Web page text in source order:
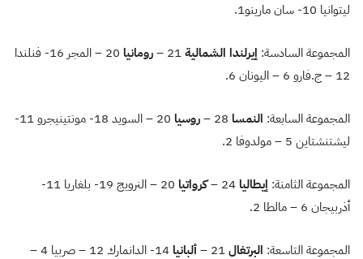
ليتوانيا 10- سان مارينو1.
المجموعة السادسة: إيرلندا الشمالية رومانيا
20 – المجر 16- فنلندا
12 – ج.فارو 6 – اليونان 6.
المجموعة السابعة: النمسا 28 – روسيا
20 – السويد 18- مونتينيجرو 11-
ليشتنشتاين 5 – مولدوفا 2.
المجموعة الثامنة: إيطاليا 24 – كرواتيا
20 – النرويج 19- بلغاريا 11-
أذربيجان 6 – مالطا 2.
المجموعة التاسعة: البرتغال ألبانيا
14- الدانمارك 12 – صربيا 4 –